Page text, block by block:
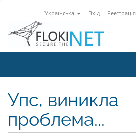
Українська Вхід Реєстрація
Упс, виникла
проблема...